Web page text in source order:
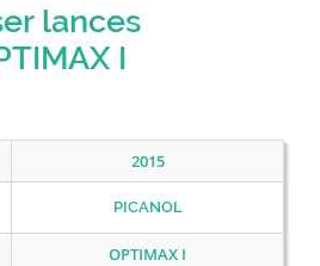
lances
I
2015
PICANOL
OPTIMAX I